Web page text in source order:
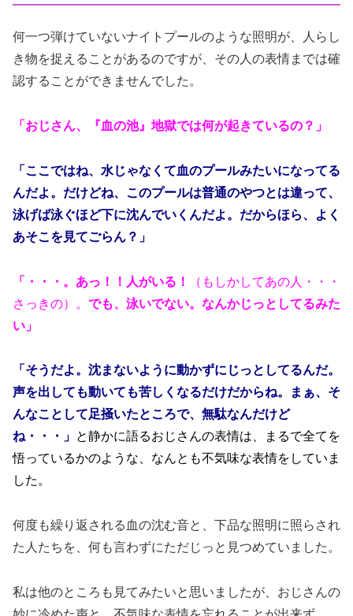
何一つ弾けていないナイトプールのような照明が、人らし
き物を捉えることがあるのですが、その人の表情までは確
認することができませんでした。
「おじさん、『血の池』地獄では何が起きているの？」
「ここではね、水じゃなくて血のプールみたいになってる
んだよ。だけどね、このプールは普通のやつとは違って、
泳げば泳ぐほど下に沈んでいくんだよ。だからほら、よく
あそこを見てごらん？」
「・・・。あっ！！人がいる！
（もしかしてあの人・・・
さっきの）。 でも、泳いでない。なんかじっとしてるみた
い」
「そうだよ。沈まないように動かずにじっとしてるんだ。
声を出しても動いても苦しくなるだけだからね。まぁ、そ
んなことして足掻いたところで、無駄なんだけど
ね・・・」 と静かに語るおじさんの表情は、まるで全てを
悟っているかのような、なんとも不気味な表情をしていま
した。
何度も繰り返される血の沈む音と、下品な照明に照らされ
た人たちを、何も言わずにただじっと見つめていました。
私は他のところも見てみたいと思いましたが、おじさんの